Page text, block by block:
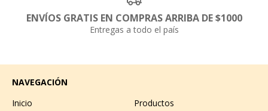
ENVÍOS GRATIS EN COMPRAS ARRIBA DE $1000
Entregas a todo el país
NAVEGACIÓN
Inicio
Productos